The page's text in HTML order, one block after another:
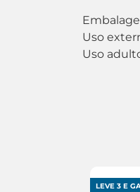
Uso
Uso
LEVE 3 E